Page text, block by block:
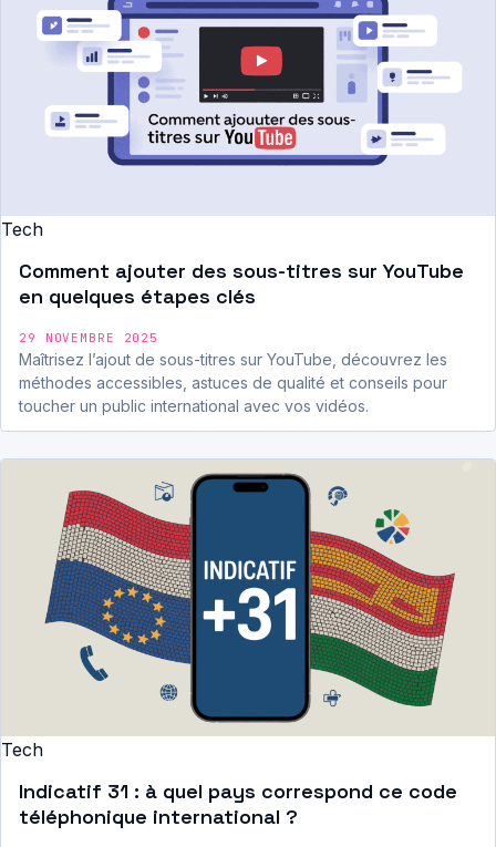
Tech
Comment ajouter des sous-titres sur YouTube
en quelques étapes clés
29 NOVEMBRE 2025
Maîtrisez l’ajout de sous-titres sur YouTube, découvrez les
méthodes accessibles, astuces de qualité et conseils pour
toucher un public international avec vos vidéos.
Tech
Indicatif 31 : à quel pays correspond ce code
téléphonique international ?